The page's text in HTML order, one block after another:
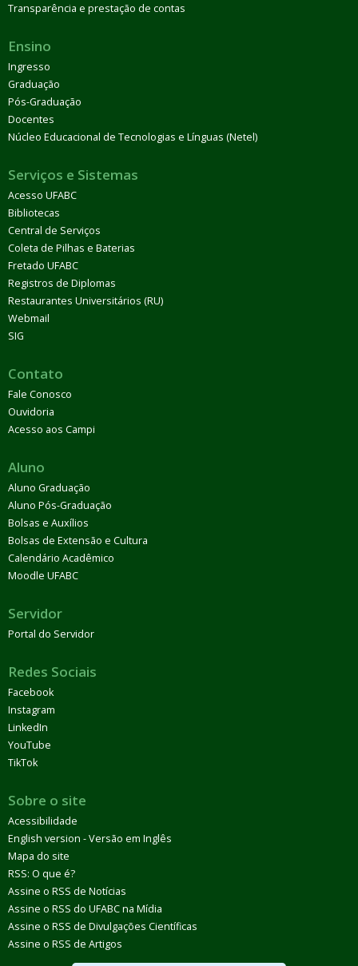
Transparência e prestação de contas
Ensino
Ingresso
Graduação
Pós-Graduação
Docentes
Núcleo Educacional de Tecnologias e Línguas (Netel)
Serviços e Sistemas
Acesso UFABC
Bibliotecas
Central de Serviços
Coleta de Pilhas e Baterias
Fretado UFABC
Registros de Diplomas
Restaurantes Universitários (RU)
Webmail
SIG
Contato
Fale Conosco
Ouvidoria
Acesso aos Campi
Aluno
Aluno Graduação
Aluno Pós-Graduação
Bolsas e Auxílios
Bolsas de Extensão e Cultura
Calendário Acadêmico
Moodle UFABC
Servidor
Portal do Servidor
Redes Sociais
Facebook
Instagram
LinkedIn
YouTube
TikTok
Sobre o site
Acessibilidade
English version - Versão em Inglês
Mapa do site
RSS: O que é?
Assine o RSS de Notícias
Assine o RSS do UFABC na Mídia
Assine o RSS de Divulgações Científicas
Assine o RSS de Artigos